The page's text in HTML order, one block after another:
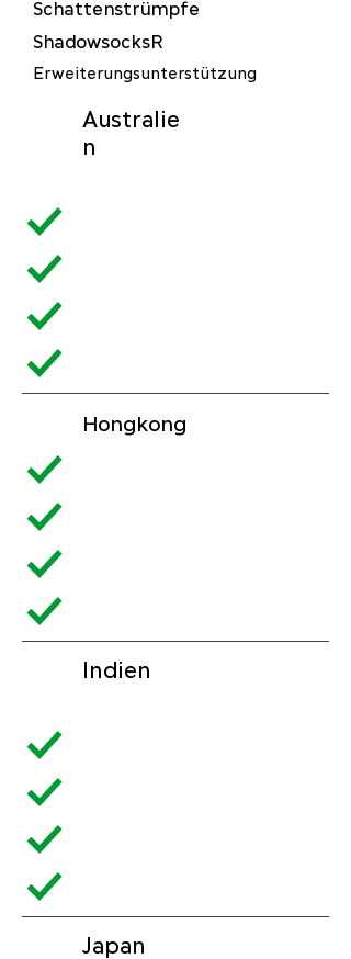
Australie
n
Schattenstrümpfe
ShadowsocksR
Erweiterungsunterstützung
Hongkong
Indien
Japan